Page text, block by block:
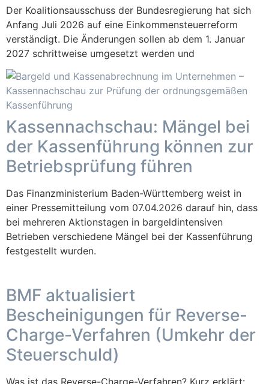
Der Koalitionsausschuss der Bundesregierung hat sich
Anfang Juli 2026 auf eine Einkommensteuerreform
verständigt. Die Änderungen sollen ab dem 1. Januar
2027 schrittweise umgesetzt werden und
Kassennachschau: Mängel bei
der Kassenführung können zur
Betriebsprüfung führen
Das Finanzministerium Baden-Württemberg weist in
einer Pressemitteilung vom 07.04.2026 darauf hin, dass
bei mehreren Aktionstagen in bargeldintensiven
Betrieben verschiedene Mängel bei der Kassenführung
festgestellt wurden.
BMF aktualisiert
Bescheinigungen für Reverse-
Charge-Verfahren (Umkehr der
Steuerschuld)